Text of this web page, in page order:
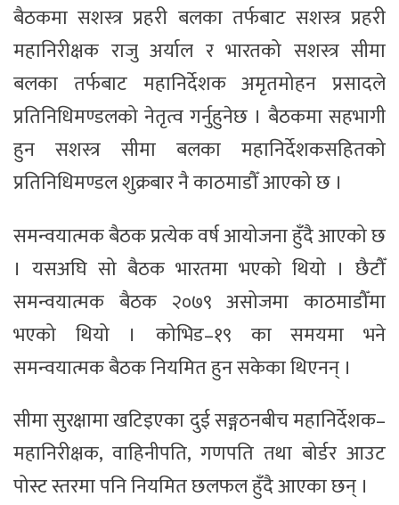
बैठकमा सशस्त्र प्रहरी बलका तर्फबाट सशस्त्र प्रहरी
महानिरीक्षक राजु अर्याल र भारतको सशस्त्र सीमा
बलका तर्फबाट महानिर्देशक अमृतमोहन प्रसादले
प्रतिनिधिमण्डलको नेतृत्व गर्नुहुनेछ । बैठकमा सहभागी
हुन सशस्त्र सीमा बलका महानिर्देशकसहितको
प्रतिनिधिमण्डल शुक्रबार नै काठमाडौँ आएको छ ।
समन्वयात्मक बैठक प्रत्येक वर्ष आयोजना हुँदै आएको छ
। यसअघि सो बैठक भारतमा भएको थियो । छैटौँ
समन्वयात्मक बैठक २०७९ असोजमा काठमाडौँमा
भएको थियो । कोभिड–१९ का समयमा भने
समन्वयात्मक बैठक नियमित हुन सकेका थिएनन् ।
सीमा सुरक्षामा खटिइएका दुई सङ्गठनबीच महानिर्देशक–
महानिरीक्षक, वाहिनीपति, गणपति तथा बोर्डर आउट
पोस्ट स्तरमा पनि नियमित छलफल हुँदै आएका छन् ।